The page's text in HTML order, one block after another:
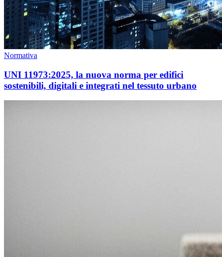
Normativa
UNI 11973:2025, la nuova norma per edifici
sostenibili, digitali e integrati nel tessuto urbano